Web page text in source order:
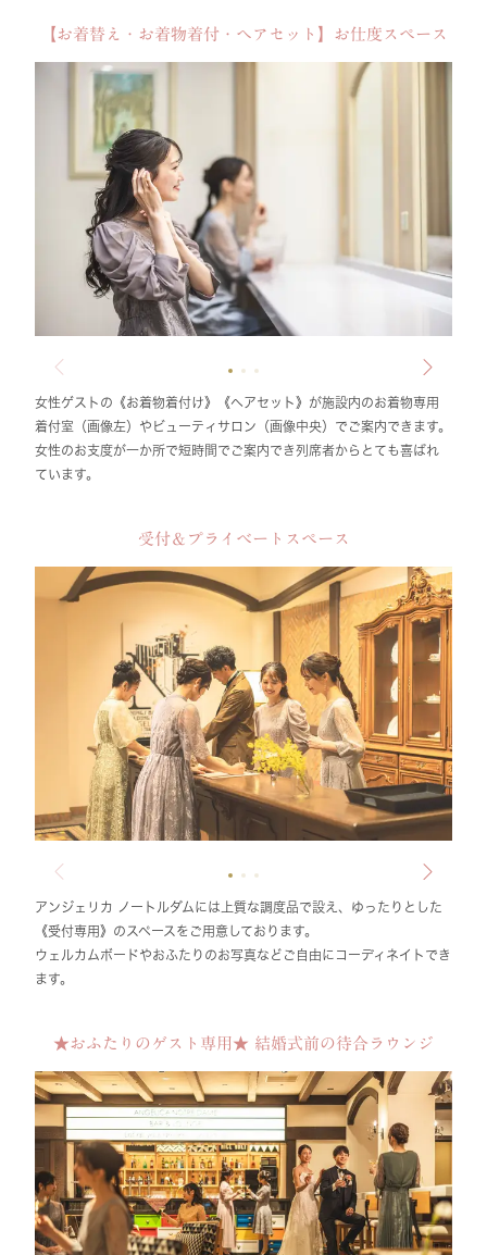
【お着替え・お着物着付・ヘアセット】お仕度スペース
女性ゲストの《お着物着付け》《ヘアセット》が施設内のお着物専用
着付室（画像左）やビューティサロン（画像中央）でご案内できます。
女性のお支度が一か所で短時間でご案内でき列席者からとても喜ばれ
ています。
受付＆プライベートスペース
アンジェリカ ノートルダムには上質な調度品で設え、ゆったりとした
《受付専用》のスペースをご用意しております。
ウェルカムボードやおふたりのお写真などご自由にコーディネイトでき
ます。
★おふたりのゲスト専用★ 結婚式前の待合ラウンジ